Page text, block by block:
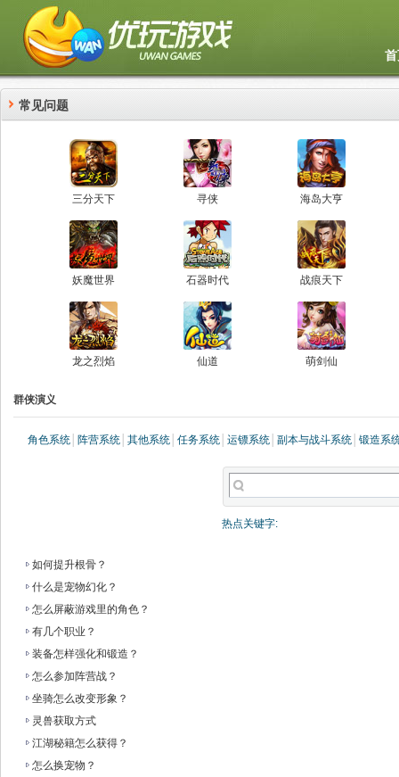
常见问题
三分天下 寻侠 海岛大亨
妖魔世界 石器时代 战痕天下
龙之烈焰 仙道 萌剑仙
群侠演义
角色系统 阵营系统 其他系统 任务系统 运镖系统 副本与战斗系统 锻造系
热点关键字:
如何提升根骨？
什么是宠物幻化？
怎么屏蔽游戏里的角色？
有几个职业？
装备怎样强化和锻造？
怎么参加阵营战？
坐骑怎么改变形象？
灵兽获取方式
江湖秘籍怎么获得？
怎么换宠物？